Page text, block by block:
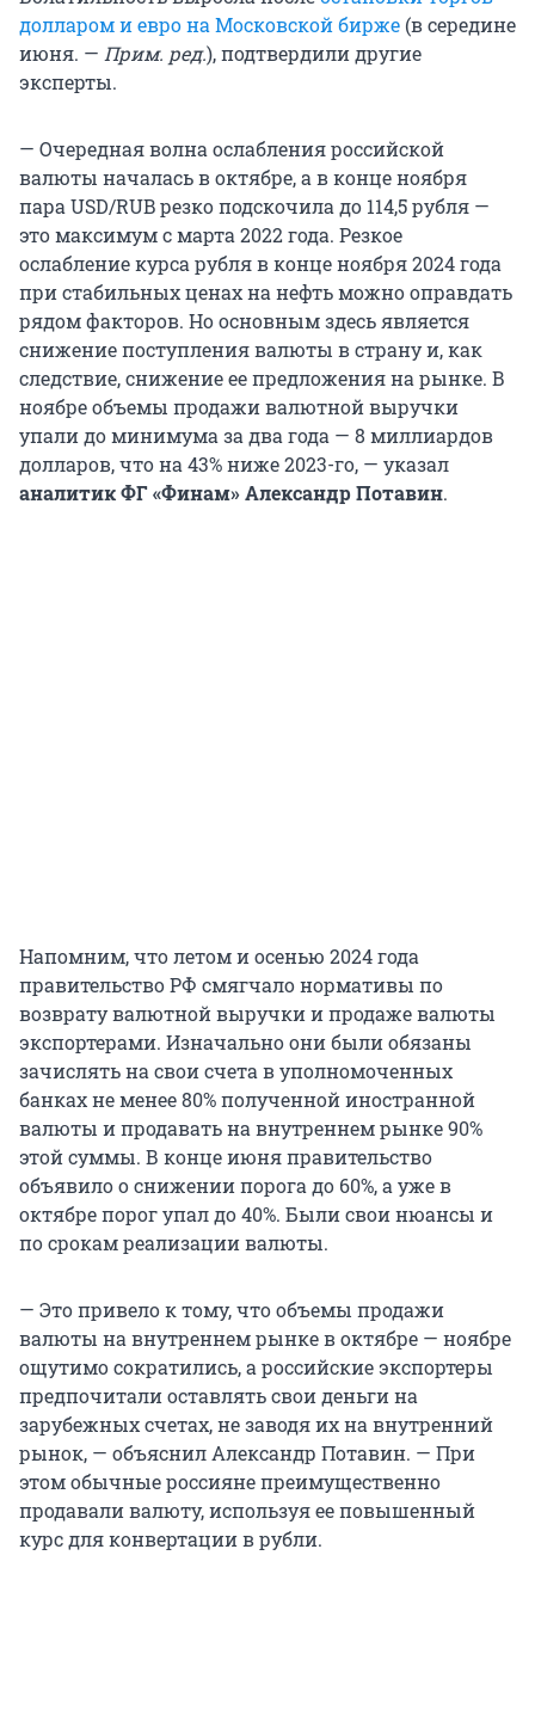
долларом и евро на Московской бирже (в середине
июня. — Прим. ред.), подтвердили другие
эксперты.
— Очередная волна ослабления российской
валюты началась в октябре, а в конце ноября
пара USD/RUB резко подскочила до 114,5 рубля —
это максимум с марта 2022 года. Резкое
ослабление курса рубля в конце ноября 2024 года
при стабильных ценах на нефть можно оправдать
рядом факторов. Но основным здесь является
снижение поступления валюты в страну и, как
следствие, снижение ее предложения на рынке. В
ноябре объемы продажи валютной выручки
упали до минимума за два года — 8 миллиардов
долларов, что на 43% ниже 2023-го, — указал
аналитик ФГ «Финам» Александр Потавин.
Напомним, что летом и осенью 2024 года
правительство РФ смягчало нормативы по
возврату валютной выручки и продаже валюты
экспортерами. Изначально они были обязаны
зачислять на свои счета в уполномоченных
банках не менее 80% полученной иностранной
валюты и продавать на внутреннем рынке 90%
этой суммы. В конце июня правительство
объявило о снижении порога до 60%, а уже в
октябре порог упал до 40%. Были свои нюансы и
по срокам реализации валюты.
— Это привело к тому, что объемы продажи
валюты на внутреннем рынке в октябре — ноябре
ощутимо сократились, а российские экспортеры
предпочитали оставлять свои деньги на
зарубежных счетах, не заводя их на внутренний
рынок, — объяснил Александр Потавин. — При
этом обычные россияне преимущественно
продавали валюту, используя ее повышенный
курс для конвертации в рубли.